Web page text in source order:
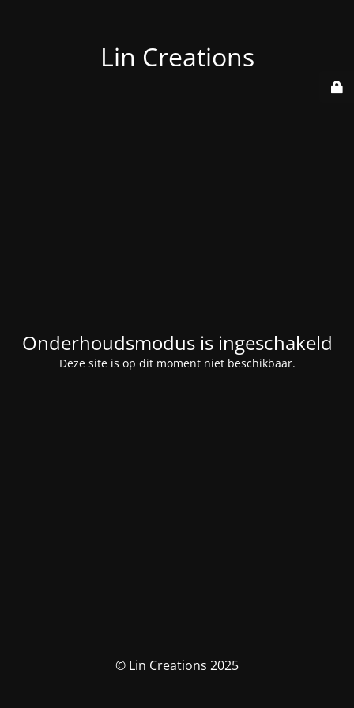
Lin Creations
Onderhoudsmodus is ingeschakeld
Deze site is op dit moment niet beschikbaar.
© Lin Creations 2025